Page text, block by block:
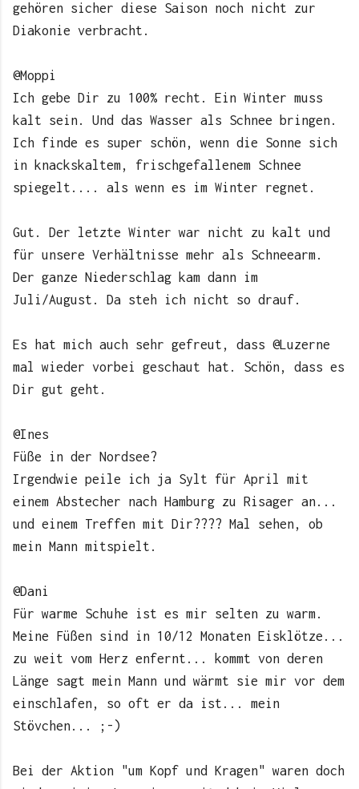
gehören sicher diese Saison noch nicht zur
Diakonie verbracht.
@Moppi
Ich gebe Dir zu 100% recht. Ein Winter muss
kalt sein. Und das Wasser als Schnee bringen.
Ich finde es super schön, wenn die Sonne sich
in knackskaltem, frischgefallenem Schnee
spiegelt.... als wenn es im Winter regnet.
Gut. Der letzte Winter war nicht zu kalt und
für unsere Verhältnisse mehr als Schneearm.
Der ganze Niederschlag kam dann im
Juli/August. Da steh ich nicht so drauf.
Es hat mich auch sehr gefreut, dass @Luzerne
mal wieder vorbei geschaut hat. Schön, dass es
Dir gut geht.
@Ines
Füße in der Nordsee?
Irgendwie peile ich ja Sylt für April mit
einem Abstecher nach Hamburg zu Risager an...
und einem Treffen mit Dir???? Mal sehen, ob
mein Mann mitspielt.
@Dani
Für warme Schuhe ist es mir selten zu warm.
Meine Füßen sind in 10/12 Monaten Eisklötze...
zu weit vom Herz enfernt... kommt von deren
Länge sagt mein Mann und wärmt sie mir vor dem
einschlafen, so oft er da ist... mein
Stövchen... ;-)
Bei der Aktion "um Kopf und Kragen" waren doch